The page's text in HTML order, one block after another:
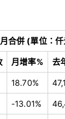
合併 (單位：
月增率% 去
18.70%
-13.01%